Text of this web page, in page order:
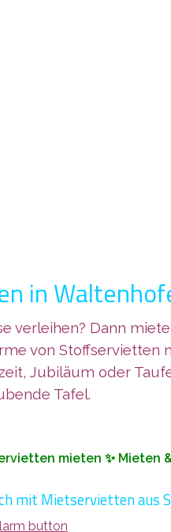
in
Dann
von
Jubiläum oder
Tafel.
mieten ✨ Mieten
mit Mietservietten aus